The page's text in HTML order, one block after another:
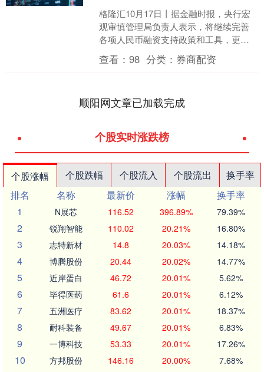
格隆汇10月17日丨据金融时报，央行宏
观审慎管理局负责人表示，将继续完善
各项人民币融资支持政策和工具，更好
发挥央行间货币互换机制支持人民币跨
境使用的作用，完善银....
查看：98 分类： 券商配资
顺阳网文章已加载完成
个股实时涨跌榜
个股涨幅 个股跌幅 个股流入 个股流出
换手率
排名
名称 最新价 涨幅
换手率
1
N展芯 116.52 396.89% 79.39%
2 锐翔智能 110.02 20.21% 16.80%
3 志特新材 14.8 20.03% 14.18%
4 博腾股份 20.44 20.02% 14.77%
5 近岸蛋白 46.72 20.01% 5.62%
6 毕得医药 61.6 20.01% 6.12%
7 五洲医疗 83.62 20.01% 18.37%
8 耐科装备 49.67 20.01% 6.83%
9 一博科技 53.33 20.01% 17.26%
10 方邦股份 146.16 20.00% 7.68%